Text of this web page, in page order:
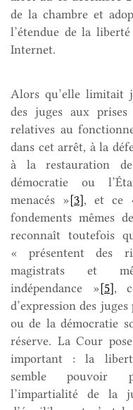
de la chambre et
l’étendue de la
Internet.
Alors qu’elle limitait
des juges aux
relatives au
dans cet arrêt, à la
à la restauration
démocratie ou
menacés »[3], et ce
fondements mêmes
reconnaît toutefois
« présentent des
magistrats et
indépendance »[5],
d’expression des
ou de la démocratie
réserve. La Cour
important : la
semble pouvoir
l’impartialité de la